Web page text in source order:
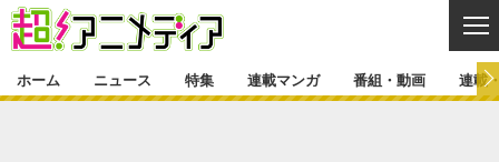
ホーム ニュース 特集 連載マンガ 番組・動画 連載